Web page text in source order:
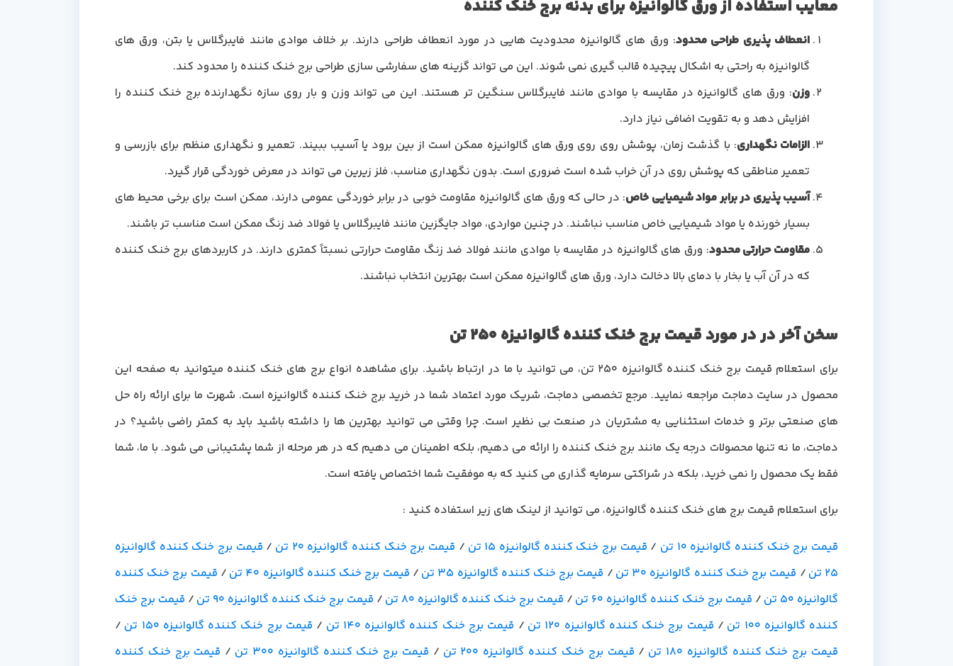
معایب استفاده از ورق گالوانیزه برای بدنه برج خنک کننده
انعطاف پذیری طراحی محدود: ورق های گالوانیزه محدودیت هایی در مورد انعطاف طراحی دارند. بر خلاف موادی مانند فایبرگلاس یا بتن، ورق های
گالوانیزه به راحتی به اشکال پیچیده قالب گیری نمی شوند. این می تواند گزینه های سفارشی سازی طراحی برج خنک کننده را محدود کند.
وزن: ورق های گالوانیزه در مقایسه با موادی مانند فایبرگلاس سنگین تر هستند. این می تواند وزن و بار روی سازه نگهدارنده برج خنک کننده را
افزایش دهد و به تقویت اضافی نیاز دارد.
الزامات نگهداری: با گذشت زمان، پوشش روی روی ورق های گالوانیزه ممکن است از بین برود یا آسیب ببیند. تعمیر و نگهداری منظم برای بازرسی و
تعمیر مناطقی که پوشش روی در آن خراب شده است ضروری است. بدون نگهداری مناسب، فلز زیرین می تواند در معرض خوردگی قرار گیرد.
آسیب پذیری در برابر مواد شیمیایی خاص: در حالی که ورق های گالوانیزه مقاومت خوبی در برابر خوردگی عمومی دارند، ممکن است برای برخی محیط های
بسیار خورنده یا مواد شیمیایی خاص مناسب نباشند. در چنین مواردی، مواد جایگزین مانند فایبرگلاس یا فولاد ضد زنگ ممکن است مناسب تر باشند.
مقاومت حرارتی محدود: ورق های گالوانیزه در مقایسه با موادی مانند فولاد ضد زنگ مقاومت حرارتی نسبتاً کمتری دارند. در کاربردهای برج خنک کننده
که در آن آب یا بخار با دمای بالا دخالت دارد، ورق های گالوانیزه ممکن است بهترین انتخاب نباشند.
سخن آخر در در مورد قیمت برج خنک کننده گالوانیزه 250 تن
برای استعلام قیمت برج خنک کننده گالوانیزه 250 تن، می توانید با ما در ارتباط باشید. برای مشاهده انواع برج های خنک کننده میتوانید به صفحه این
محصول در سایت دماجت مراجعه نمایید. مرجع تخصصی دماجت، شریک مورد اعتماد شما در خرید برج خنک کننده گالوانیزه است. شهرت ما برای ارائه راه حل
های صنعتی برتر و خدمات استثنایی به مشتریان در صنعت بی نظیر است. چرا وقتی می توانید بهترین ها را داشته باشید باید به کمتر راضی باشید؟ در
دماجت، ما نه تنها محصولات درجه یک مانند برج خنک کننده را ارائه می دهیم، بلکه اطمینان می دهیم که در هر مرحله از شما پشتیبانی می شود. با ما، شما
فقط یک محصول را نمی خرید، بلکه در شراکتی سرمایه گذاری می کنید که به موفقیت شما اختصاص یافته است.
برای استعلام قیمت برج های خنک کننده گالوانیزه، می توانید از لینک های زیر استفاده کنید :
قیمت برج خنک کننده گالوانیزه 10 تن / قیمت برج خنک کننده گالوانیزه 15 تن / قیمت برج خنک کننده گالوانیزه 20 تن / قیمت برج خنک کننده گالوانیزه
25 تن
/ قیمت برج خنک کننده گالوانیزه 30 تن / قیمت برج خنک کننده گالوانیزه 35 تن / قیمت برج خنک کننده گالوانیزه 40 تن / قیمت برج خنک کننده
گالوانیزه 50 تن
/ قیمت برج خنک کننده گالوانیزه 60 تن / قیمت برج خنک کننده گالوانیزه 80 تن / قیمت برج خنک کننده گالوانیزه 90 تن / قیمت برج خنک
کننده گالوانیزه 100 تن
/ قیمت برج خنک کننده گالوانیزه 120 تن / قیمت برج خنک کننده گالوانیزه 140 تن / قیمت برج خنک کننده گالوانیزه 150 تن
/
قیمت برج خنک کننده گالوانیزه 180 تن
/ قیمت برج خنک کننده گالوانیزه 200 تن / قیمت برج خنک کننده گالوانیزه 300 تن / قیمت برج خنک کننده